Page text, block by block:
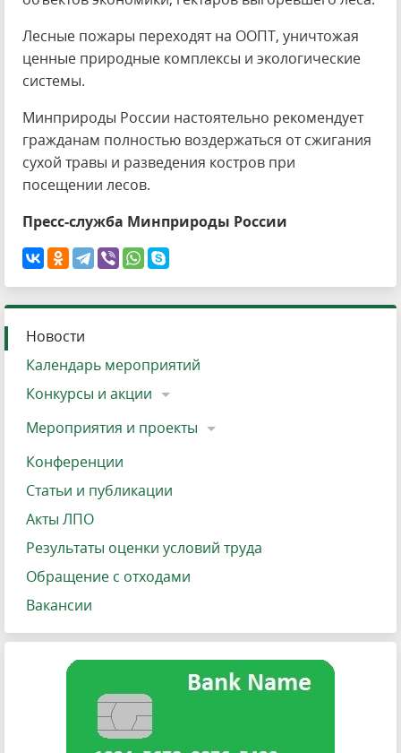
Лесные пожары переходят на ООПТ, уничтожая
ценные природные комплексы и экологические
системы.
Минприроды России настоятельно рекомендует
гражданам полностью воздержаться от сжигания
сухой травы и разведения костров при
посещении лесов.
Пресс-служба Минприроды России
Новости
Календарь мероприятий
Конкурсы и акции
Мероприятия и проекты
Конференции
Статьи и публикации
Акты ЛПО
Результаты оценки условий труда
Обращение с отходами
Вакансии